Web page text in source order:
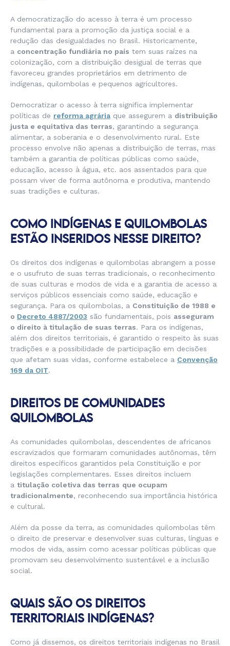
A democratização do acesso à terra é um processo
fundamental para a promoção da justiça social e a
redução das desigualdades no Brasil. Historicamente,
a concentração fundiária no país tem suas raízes na
colonização, com a distribuição desigual de terras que
favoreceu grandes proprietários em detrimento de
indígenas, quilombolas e pequenos agricultores.
Democratizar o acesso à terra significa implementar
políticas de reforma agrária que assegurem a distribuição
justa e equitativa das terras, garantindo a segurança
alimentar, a soberania e o desenvolvimento rural. Este
processo envolve não apenas a distribuição de terras, mas
também a garantia de políticas públicas como saúde,
educação, acesso à água, etc. aos assentados para que
possam viver de forma autônoma e produtiva, mantendo
suas tradições e culturas.
COMO INDÍGENAS E QUILOMBOLAS
ESTÃO INSERIDOS NESSE DIREITO?
Os direitos dos indígenas e quilombolas abrangem a posse
e o usufruto de suas terras tradicionais, o reconhecimento
de suas culturas e modos de vida e a garantia de acesso a
serviços públicos essenciais como saúde, educação e
segurança. Para os quilombolas, a Constituição de 1988 e
o Decreto 4887/2003 são fundamentais, pois asseguram
o direito à titulação de suas terras. Para os indígenas,
além dos direitos territoriais, é garantido o respeito às suas
tradições e a possibilidade de participação em decisões
que afetam suas vidas, conforme estabelece a Convenção
169 da OIT.
DIREITOS DE COMUNIDADES
QUILOMBOLAS
As comunidades quilombolas, descendentes de africanos
escravizados que formaram comunidades autônomas, têm
direitos específicos garantidos pela Constituição e por
legislações complementares. Esses direitos incluem
a titulação coletiva das terras que ocupam
tradicionalmente, reconhecendo sua importância histórica
e cultural.
Além da posse da terra, as comunidades quilombolas têm
o direito de preservar e desenvolver suas culturas, línguas e
modos de vida, assim como acessar políticas públicas que
promovam seu desenvolvimento sustentável e a inclusão
social.
QUAIS SÃO OS DIREITOS
TERRITORIAIS INDÍGENAS?
Como já dissemos, os direitos territoriais indígenas no Brasil